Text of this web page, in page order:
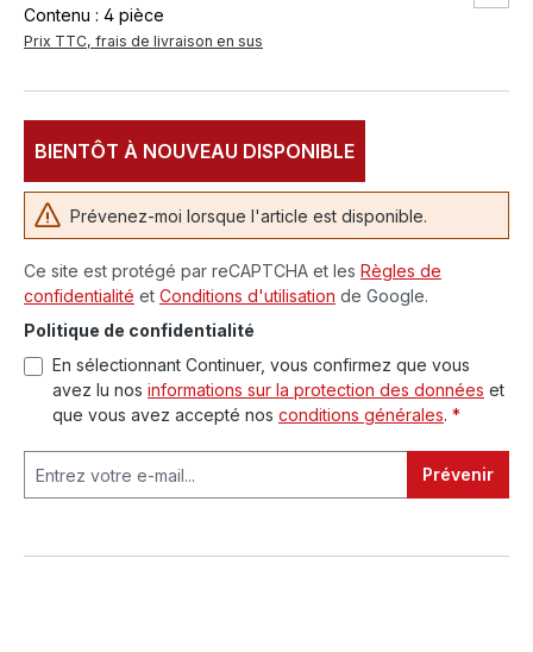
Contenu : 4 pièce
Prix TTC, frais de livraison en sus
BIENTÔT À NOUVEAU DISPONIBLE
Prévenez-moi lorsque l'article est disponible.
Ce site est protégé par reCAPTCHA et les Règles de
confidentialité et Conditions d'utilisation de Google.
Politique de confidentialité
En sélectionnant Continuer, vous confirmez que vous
avez lu nos informations sur la protection des données et
que vous avez accepté nos conditions générales. *
Prévenir